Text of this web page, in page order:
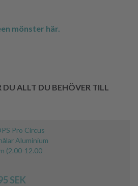
mönster här.
ALLT DU BEHÖVER TILL
Pro Circus
Aluminium
(2.00-12.00
SEK